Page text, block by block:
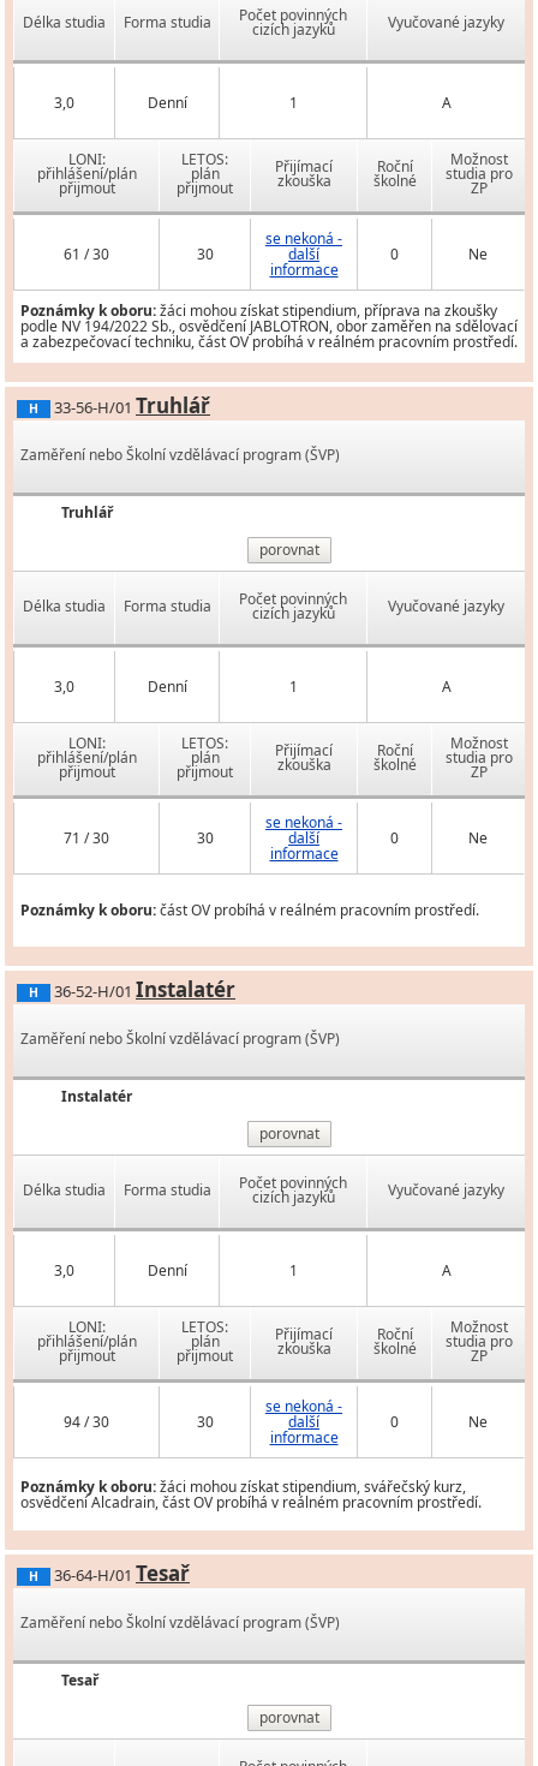
Délka studia Forma studia Počet povinných
cizích jazyků Vyučované jazyky
3,0 Denní 1 A
LONI:
přihlášení/plán
přijmout
LETOS:
plán
přijmout
Přijímací
zkouška
Roční
školné
Možnost
studia pro
ZP
61 / 30 30
se nekoná -
další
informace
0 Ne
Poznámky k oboru:žáci mohou získat stipendium, příprava na zkoušky
podle NV 194/2022 Sb., osvědčení JABLOTRON, obor zaměřen na sdělovací
a zabezpečovací techniku, část OV probíhá v reálném pracovním prostředí.
H 33-56-H/01 Truhlář
Zaměření nebo Školní vzdělávací program (ŠVP)
Truhlář
porovnat
Délka studia Forma studia Počet povinných
cizích jazyků Vyučované jazyky
3,0 Denní 1 A
LONI:
přihlášení/plán
přijmout
LETOS:
plán
přijmout
Přijímací
zkouška
Roční
školné
Možnost
studia pro
ZP
71 / 30 30
se nekoná -
další
informace
0 Ne
Poznámky k oboru:část OV probíhá v reálném pracovním prostředí.
H 36-52-H/01 Instalatér
Zaměření nebo Školní vzdělávací program (ŠVP)
Instalatér
porovnat
Délka studia Forma studia Počet povinných
cizích jazyků Vyučované jazyky
3,0 Denní 1 A
LONI:
přihlášení/plán
přijmout
LETOS:
plán
přijmout
Přijímací
zkouška
Roční
školné
Možnost
studia pro
ZP
94 / 30 30
se nekoná -
další
informace
0 Ne
Poznámky k oboru:žáci mohou získat stipendium, svářečský kurz,
osvědčení Alcadrain, část OV probíhá v reálném pracovním prostředí.
H 36-64-H/01 Tesař
Zaměření nebo Školní vzdělávací program (ŠVP)
Tesař
porovnat